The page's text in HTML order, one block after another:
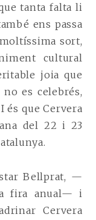
tanta falta li
ens passa
sort,
cultural
joia que
es celebrés,
és que Cervera
del 22 i 23
Bellprat, —
fira anual— i
Cervera